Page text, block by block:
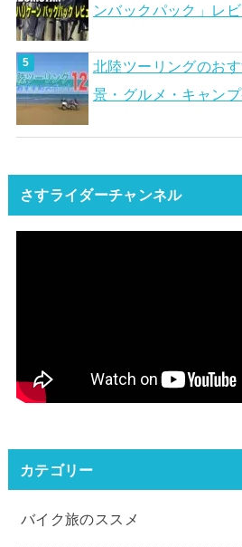
ンバックパック」レ
北陸ツーリングのお
景・グルメ・キャン
さすライダーチャンネル
カテゴリー
バイク旅のススメ